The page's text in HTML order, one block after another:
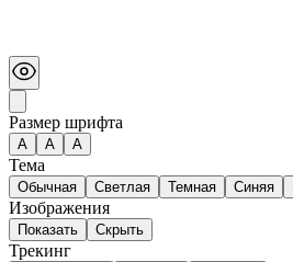
Размер шрифта
А A A
Тема
Обычная Светлая Темная Синяя
Изображения
Показать Скрыть
Трекинг